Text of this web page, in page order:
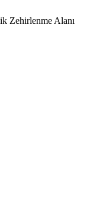
Zehirlenme Alanı